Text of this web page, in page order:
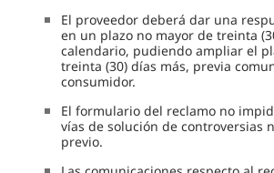
El proveedor deberá dar una
en un plazo no mayor de treinta
calendario, pudiendo ampliar el
treinta (30) días más, previa
consumidor.
El formulario del reclamo no
vías de solución de controversias
previo.